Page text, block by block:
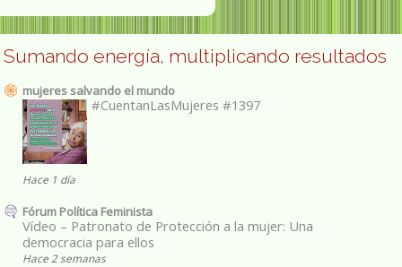
Sumando energía, multiplicando resultados
mujeres salvando el mundo
#CuentanLasMujeres #1397
Hace 1 día
Fórum Política Feminista
Vídeo – Patronato de Protección a la mujer: Una
democracia para ellos
Hace 2 semanas